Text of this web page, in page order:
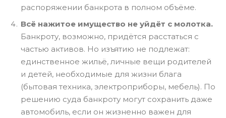
распоряжении банкрота в полном объёме.
Всё нажитое имущество не уйдёт с молотка.
Банкроту, возможно, придётся расстаться с
частью активов. Но изъятию не подлежат:
единственное жильё, личные вещи родителей
и детей, необходимые для жизни блага
(бытовая техника, электроприборы, мебель). По
решению суда банкроту могут сохранить даже
автомобиль, если он жизненно важен для